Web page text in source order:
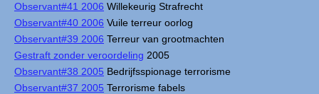
Observant#41 2006 Willekeurig Strafrecht
Observant#40 2006 Vuile terreur oorlog
Observant#39 2006 Terreur van grootmachten
Gestraft zonder veroordeling 2005
Observant#38 2005 Bedrijfsspionage terrorisme
Observant#37 2005 Terrorisme fabels